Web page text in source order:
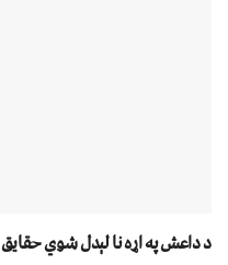
د داعش په اړه نا لېدل شوي حقايق